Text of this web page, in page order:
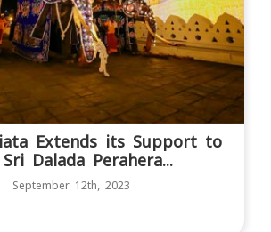
Extends its Support to
Dalada Perahera...
September 12th, 2023